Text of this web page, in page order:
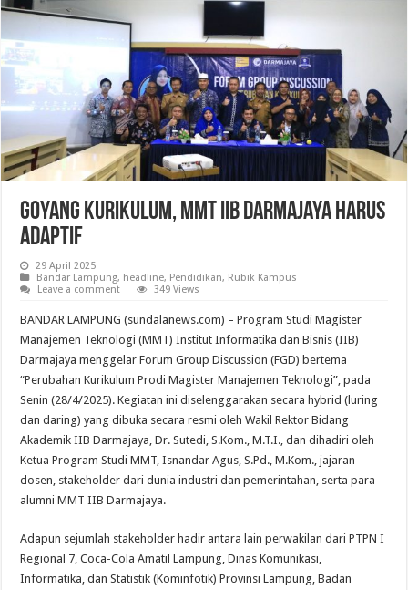
Goyang Kurikulum, MMT IIB Darmajaya Harus
Adaptif
29 April 2025
Bandar Lampung, headline, Pendidikan, Rubik Kampus
Leave a comment
349 Views
BANDAR LAMPUNG (sundalanews.com) – Program Studi Magister
Manajemen Teknologi (MMT) Institut Informatika dan Bisnis (IIB)
Darmajaya menggelar Forum Group Discussion (FGD) bertema
“Perubahan Kurikulum Prodi Magister Manajemen Teknologi”, pada
Senin (28/4/2025). Kegiatan ini diselenggarakan secara hybrid (luring
dan daring) yang dibuka secara resmi oleh Wakil Rektor Bidang
Akademik IIB Darmajaya, Dr. Sutedi, S.Kom., M.T.I., dan dihadiri oleh
Ketua Program Studi MMT, Isnandar Agus, S.Pd., M.Kom., jajaran
dosen, stakeholder dari dunia industri dan pemerintahan, serta para
alumni MMT IIB Darmajaya.
Adapun sejumlah stakeholder hadir antara lain perwakilan dari PTPN I
Regional 7, Coca-Cola Amatil Lampung, Dinas Komunikasi,
Informatika, dan Statistik (Kominfotik) Provinsi Lampung, Badan